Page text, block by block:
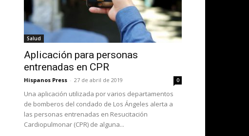
Salud
Aplicación para personas
entrenadas en CPR
Hispanos Press - 27 de abril de 2019 0
Una aplicación utilizada por varios departamentos
de bomberos del condado de Los Ángeles alerta a
las personas entrenadas en Resucitación
Cardiopulmonar (CPR) de alguna...